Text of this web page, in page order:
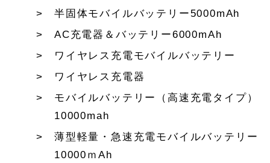
半固体モバイルバッテリー5000mAh
AC充電器＆バッテリー6000mAh
ワイヤレス充電モバイルバッテリー
ワイヤレス充電器
モバイルバッテリー（高速充電タイプ）
10000mah
薄型軽量・急速充電モバイルバッテリー
10000ｍAh